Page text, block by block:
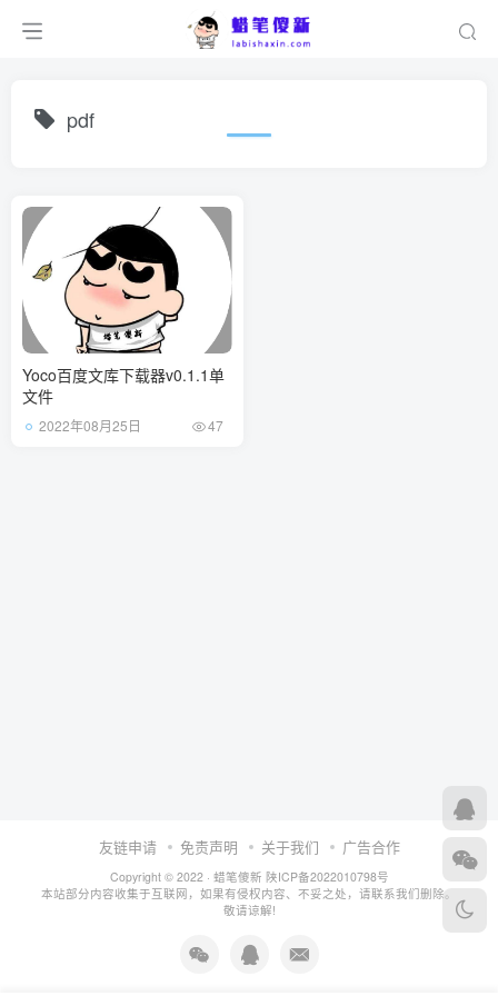
pdf
Yoco百度文库下载器v0.1.1单
文件
2022年08月25日 47
友链申请 免责声明 关于我们 广告合作
Copyright © 2022 · 蜡笔傻新 陕ICP备2022010798号
本站部分内容收集于互联网，如果有侵权内容、不妥之处，请联系我们删除。
敬请谅解!